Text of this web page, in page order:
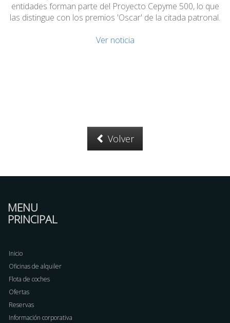
entidades forman parte del Proyecto Cepyme 500, lo que
las distingue con los premios 'Oscar' de la citada patronal.
Ver noticia
Volver
MENU
PRINCIPAL
Inicio
Oficinas de alquiler
Flota de coches
Ofertas
Reservas
Información corporativa